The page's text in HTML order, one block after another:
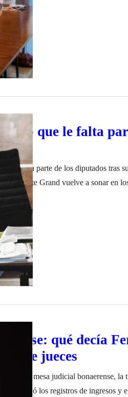
voto que le falta
de buena parte de los diputados tras
Conte Grand vuelve a sonar en
sesionar, el bloque oficialista sigue
qué decía
de jueces￼
de la mesa judicial bonaerense,
entregó los registros de ingresos y